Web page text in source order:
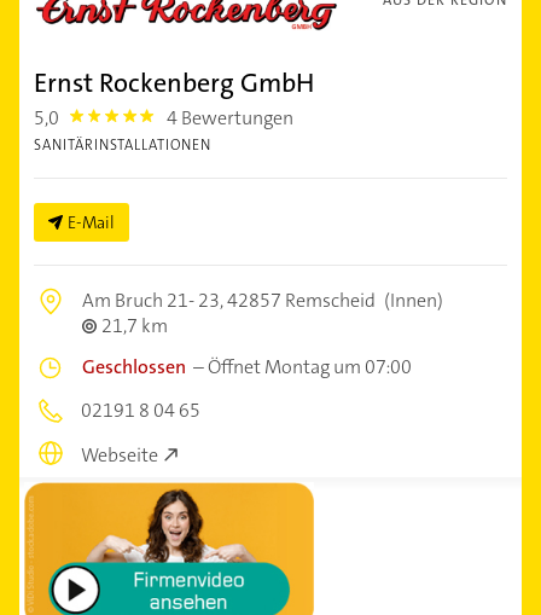
Ernst Rockenberg GmbH
5,0 5.0 4 Bewertungen
SANITÄRINSTALLATIONEN
E-Mail
Am Bruch 21- 23,42857 Remscheid (Innen)
21,7 km
Geschlossen –Öffnet Montag um 07:00
02191 8 04 65
Webseite